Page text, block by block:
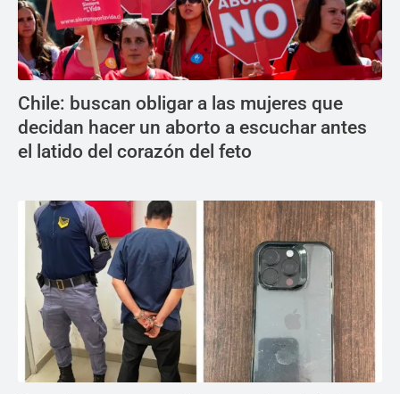
Chile: buscan obligar a las mujeres que
decidan hacer un aborto a escuchar antes
el latido del corazón del feto